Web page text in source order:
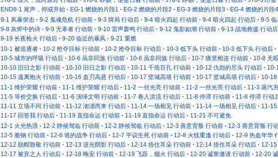
END8-1 尾声，抑或开始
EG-1 燃烧的片段1 EG-2 燃烧的片段2 EG-3 燃烧的片段3 EG-4 燃烧的片段4
9-1 风暴突击 9-2 鬼魂危机 行动前 9-3 牌局 行动后 9-4 暗火四起 行动前 9-4 暗火四起 行动后 9-5
9-8 灰烬中的诗
9-9 无辜者 行动前 9-10 雷声轰鸣 行动后 9-12 鬼影如潮 行动前 9-13 战地救援 行动后
9-19 长夜枪火 行动后
9-20 临近的暴风 9-21 重燃
10-1 被追逐者 10-2 抢夺目标 行动前 10-2 抢夺目标 行动后 10-3 低下头 行动前 10-3 低下头 行动后
10-5 城市的呼吸 行动后
10-6 虽非同族 行动前 10-6 虽非同族 行动后 10-7 痛觉相连 行动前 10-8 无
10-10 旧日之影 行动前
10-10 旧日之影 行动后 10-11 千疮百孔 行动前 10-12 仇怨的尽头 行动后 10-
10-15 逃离炮火 行动前
10-16 血刃高悬 行动后 10-17 坚城高墙 行动前 10-17 坚城高墙 行动后 10-
11-1 维护荣耀 行动前 11-1 维护荣耀 行动后 11-2 一丝光亮 行动前 11-2 一丝光亮 行动后 11-3 蒸汽
11-5 等价交换 行动后
11-6 演绎文明 行动前 11-7 卷入洪流 行动后 11-8 停滞 行动前 11-8 停滞 行动
11-11 立场不同 行动前
11-12 汹涌而来 行动后 11-14 一场相见 行动前 11-14 一场相见 行动后 11-
11-17 回答我 行动后
11-19 直指命运 行动前 11-19 直指命运 行动后 11-21 不可避免
12-1 火光热浪 12-2 静候驾临 行动前 12-2 静候驾临 行动后 12-3 善意背叛 行动前 12-3 善意背叛 行
12-5 脆钢 行动前
12-6 谁的战争 行动后 12-7 平议生死 行动前 12-8 火线重逢 行动后 12-9 热血年华
12-12 脱帽致敬 行动前
12-13 逆光阴影 行动后 12-14 捂住耳朵 行动前 12-14 捂住耳朵 行动后 12-
12-17 被弃之人 行动后
12-18 晚安 行动前 12-19 飞跃，烟火 行动后 12-20 诚挚邀请 行动前 12-20